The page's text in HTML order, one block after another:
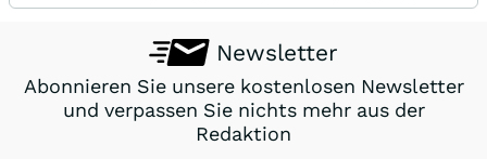
Newsletter
Abonnieren Sie unsere kostenlosen Newsletter
und verpassen Sie nichts mehr aus der
Redaktion